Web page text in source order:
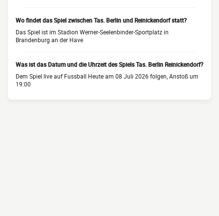
Wo findet das Spiel zwischen Tas. Berlin und Reinickendorf statt?
Das Spiel ist im Stadion Werner-Seelenbinder-Sportplatz in
Brandenburg an der Have
Was ist das Datum und die Uhrzeit des Spiels Tas. Berlin Reinickendorf?
Dem Spiel live auf Fussball Heute am 08 Juli 2026 folgen, Anstoß um
19:00